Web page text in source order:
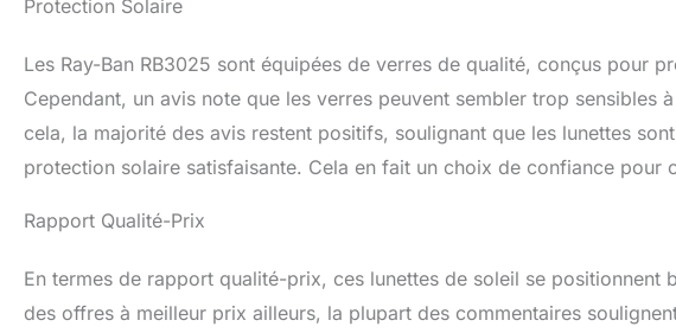
Protection Solaire
Les Ray-Ban RB3025 sont équipées de verres de qualité, conçus pour
Cependant, un avis note que les verres peuvent sembler trop sensibles
cela, la majorité des avis restent positifs, soulignant que les lunettes
protection solaire satisfaisante. Cela en fait un choix de confiance pour
Rapport Qualité-Prix
En termes de rapport qualité-prix, ces lunettes de soleil se positionnent
des offres à meilleur prix ailleurs, la plupart des commentaires